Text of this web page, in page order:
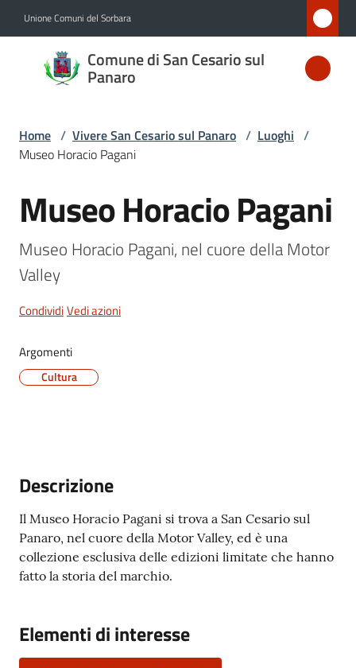
Unione Comuni del Sorbara
Comune di San Cesario sul
Panaro
Comune
di San
sul
Panaro
Amministrazione
Novità
Servizi
Vivere
San
Cesario
Tutti
gli
argomenti...
Seguici
su
Home / Vivere San Cesario sul Panaro / Luoghi /
Museo Horacio Pagani
Salta al contenuto
Museo Horacio Pagani
Museo Horacio Pagani, nel cuore della Motor
Valley
CondividiVedi azioni
Argomenti
Cultura
Descrizione
Il Museo Horacio Pagani si trova a San Cesario sul
Panaro, nel cuore della Motor Valley, ed è una
collezione esclusiva delle edizioni limitate che hanno
fatto la storia del marchio.
Elementi di interesse